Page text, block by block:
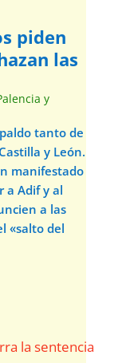
piden
las
y
tanto de
y León.
manifestado
a Adif y al
a las
«salto del